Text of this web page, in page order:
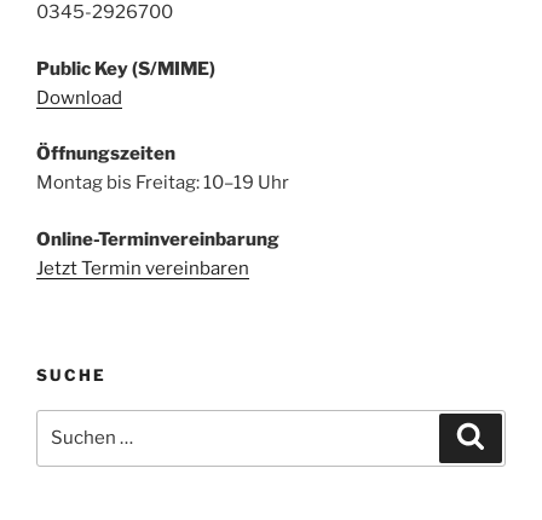
0345-2926700
Public Key (S/MIME)
Download
Öffnungszeiten
Montag bis Freitag: 10–19 Uhr
Online-Terminvereinbarung
Jetzt Termin vereinbaren
SUCHE
nach: